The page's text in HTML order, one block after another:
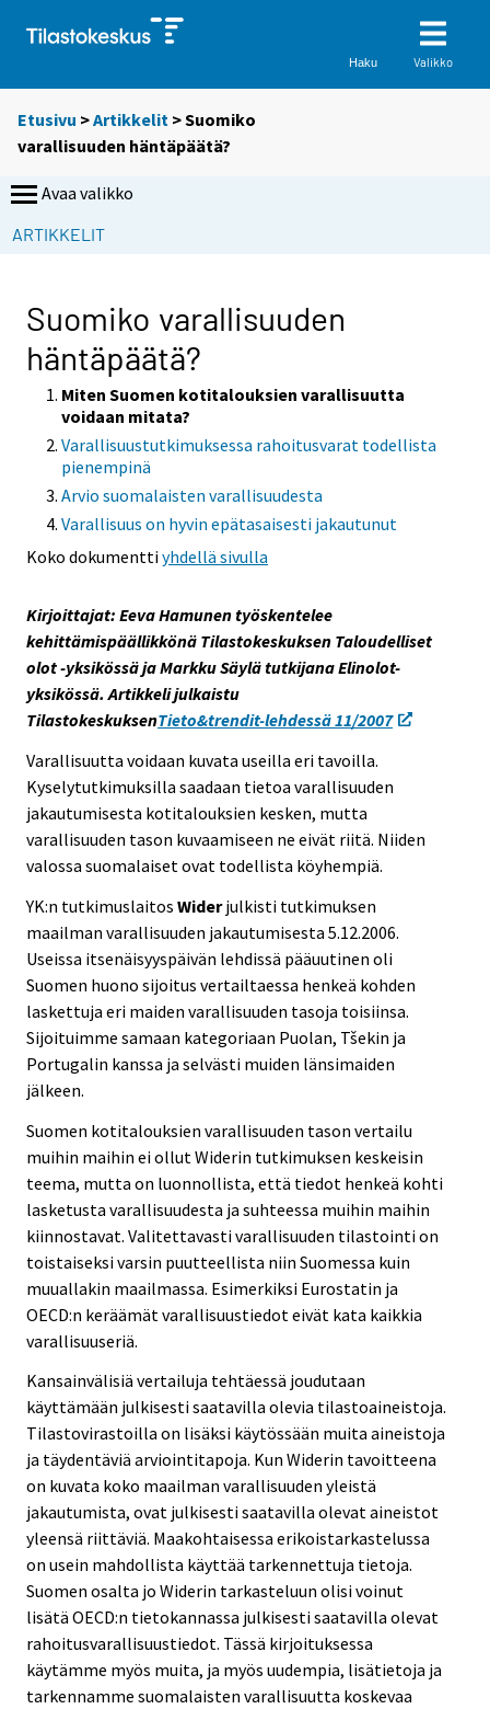
Haku Valikko
Etusivu >Artikkelit > Suomiko
varallisuuden häntäpäätä?
Avaa valikko
ARTIKKELIT
Suomiko varallisuuden
häntäpäätä?
Miten Suomen kotitalouksien varallisuutta
voidaan mitata?
Varallisuustutkimuksessa rahoitusvarat todellista
pienempinä
Arvio suomalaisten varallisuudesta
Varallisuus on hyvin epätasaisesti jakautunut
Koko dokumenttiyhdellä sivulla
Kirjoittajat: Eeva Hamunen työskentelee
kehittämispäällikkönä Tilastokeskuksen Taloudelliset
olot -yksikössä ja Markku Säylä tutkijana Elinolot-
yksikössä. Artikkeli julkaistu
TilastokeskuksenTieto&trendit-lehdessä 11/2007
Varallisuutta voidaan kuvata useilla eri tavoilla.
Kyselytutkimuksilla saadaan tietoa varallisuuden
jakautumisesta kotitalouksien kesken, mutta
varallisuuden tason kuvaamiseen ne eivät riitä. Niiden
valossa suomalaiset ovat todellista köyhempiä.
YK:n tutkimuslaitos Widerjulkisti tutkimuksen
maailman varallisuuden jakautumisesta 5.12.2006.
Useissa itsenäisyyspäivän lehdissä pääuutinen oli
Suomen huono sijoitus vertailtaessa henkeä kohden
laskettuja eri maiden varallisuuden tasoja toisiinsa.
Sijoituimme samaan kategoriaan Puolan, Tšekin ja
Portugalin kanssa ja selvästi muiden länsimaiden
jälkeen.
Suomen kotitalouksien varallisuuden tason vertailu
muihin maihin ei ollut Widerin tutkimuksen keskeisin
teema, mutta on luonnollista, että tiedot henkeä kohti
lasketusta varallisuudesta ja suhteessa muihin maihin
kiinnostavat. Valitettavasti varallisuuden tilastointi on
toistaiseksi varsin puutteellista niin Suomessa kuin
muuallakin maailmassa. Esimerkiksi Eurostatin ja
OECD:n keräämät varallisuustiedot eivät kata kaikkia
varallisuuseriä.
Kansainvälisiä vertailuja tehtäessä joudutaan
käyttämään julkisesti saatavilla olevia tilastoaineistoja.
Tilastovirastoilla on lisäksi käytössään muita aineistoja
ja täydentäviä arviointitapoja. Kun Widerin tavoitteena
on kuvata koko maailman varallisuuden yleistä
jakautumista, ovat julkisesti saatavilla olevat aineistot
yleensä riittäviä. Maakohtaisessa erikoistarkastelussa
on usein mahdollista käyttää tarkennettuja tietoja.
Suomen osalta jo Widerin tarkasteluun olisi voinut
lisätä OECD:n tietokannassa julkisesti saatavilla olevat
rahoitusvarallisuustiedot. Tässä kirjoituksessa
käytämme myös muita, ja myös uudempia, lisätietoja ja
tarkennamme suomalaisten varallisuutta koskevaa